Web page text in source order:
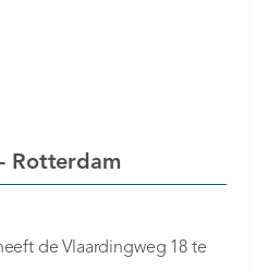
Rotterdam
de Vlaardingweg 18 te